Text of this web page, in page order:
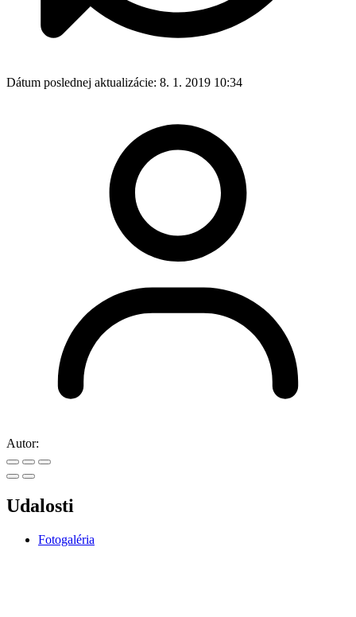
Dátum poslednej aktualizácie: 8. 1. 2019 10:34
Autor:
Udalosti
Fotogaléria